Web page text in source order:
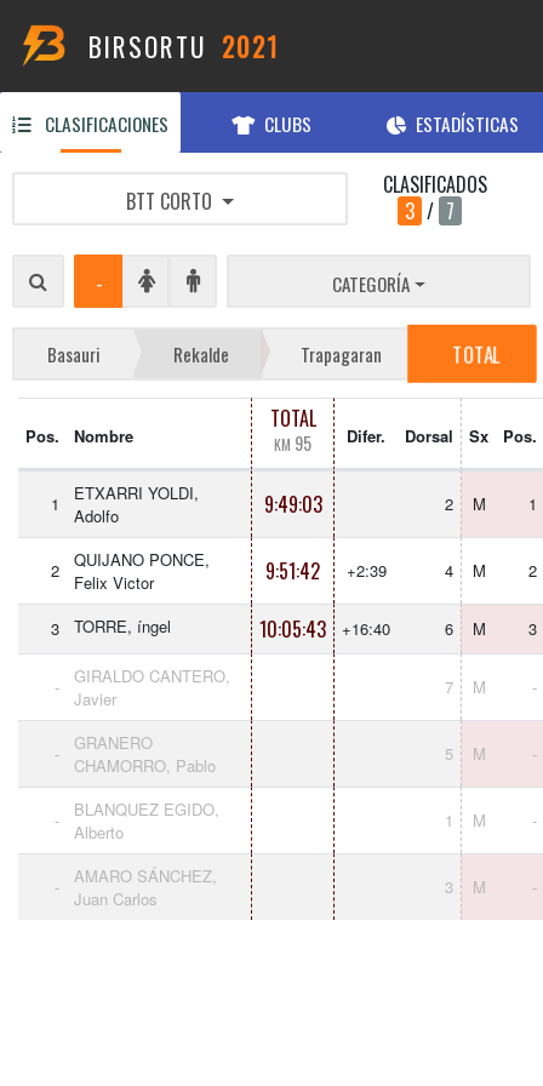
BIRSORTU 2021
CLASIFICACIONES CLUBS ESTADÍSTICAS
BTT CORTO
CLASIFICADOS
3 / 7
- CATEGORÍA
Basauri Rekalde Trapagaran TOTAL
Pos. Nombre
TOTAL
KM 95 Difer. Dorsal Sx Pos.
1
ETXARRI YOLDI,
Adolfo
9:49:03 2 M 1
2
QUIJANO PONCE,
Felix Victor
9:51:42 +2:39 4 M 2
3 TORRE, íngel 10:05:43 +16:40 6 M 3
-
GIRALDO CANTERO,
Javier
7 M -
-
GRANERO
CHAMORRO, Pablo
5 M -
-
BLANQUEZ EGIDO,
Alberto
1 M -
-
AMARO SÁNCHEZ,
Juan Carlos
3 M -